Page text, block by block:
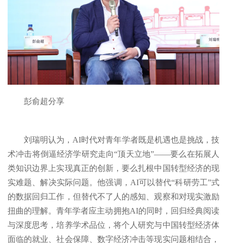
彭俞超分享
刘瑞明认为，AI时代对青年学者既是机遇也是挑战，技
术冲击将倒逼经济学研究走向“顶天立地”——要么在拓展人
类知识边界上实现真正的创新，要么扎根中国转型经济的现
实难题、解决实际问题。他强调，AI可以替代“科研劳工”式
的数据回归工作，但替代不了人的感知、观察和对现实激励
扭曲的理解。青年学者应主动拥抱AI的同时，回归经典阅读
与深度思考，培养学术品位，将个人研究与中国转型经济体
面临的就业、社会保障、数字经济冲击等现实问题相结合，